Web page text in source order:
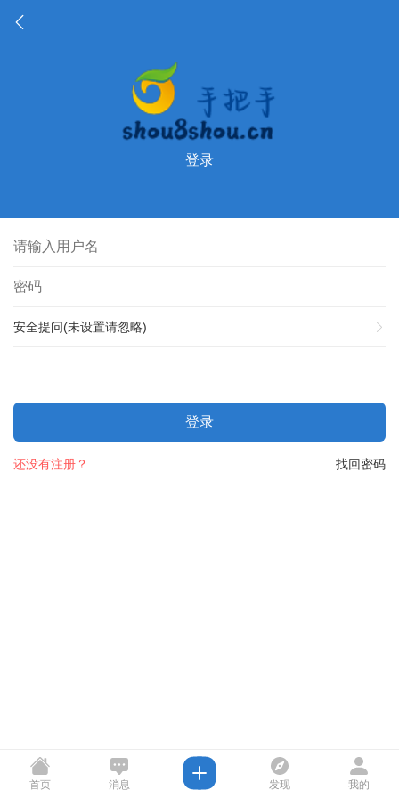
登录
安全提问(未设置请忽略)
登录
找回密码
还没有注册？
首页 消息 发现 我的